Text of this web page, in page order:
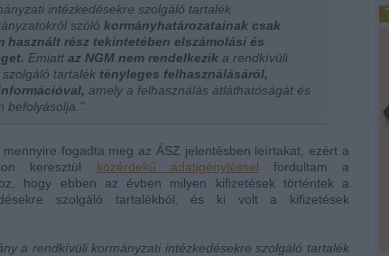
intézkedésekre szolgáló tartalék
szóló kormányhatározatainak csak
használt rész tekintetében elszámolási és
Emiatt az NGM nem rendelkezik a rendkívüli
tartalék tényleges felhasználásáról,
amely a felhasználás átláthatóságát és
befolyásolja ."
fogadta meg az ÁSZ jelentésben leírtakat, ezért a
keresztül közérdekű adatigényléssel fordultam a
hogy ebben az évben milyen kifizetések történtek a
szolgáló tartalékból, és ki volt a kifizetések
a rendkívüli kormányzati intézkedésekre szolgáló tartalék